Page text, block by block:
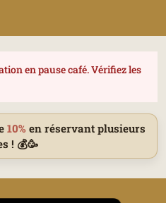
en pause café. Vérifiez les
10% en réservant plusieurs
! 💰🥳